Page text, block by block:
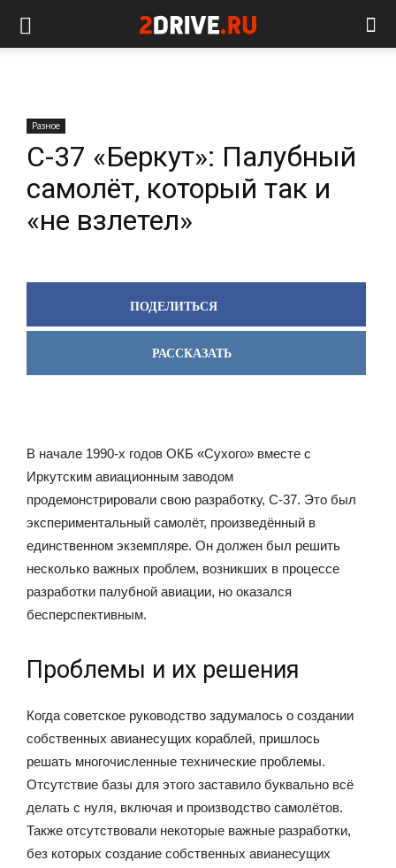
Разное
C-37 «Беркут»: Палубный
самолёт, который так и
«не взлетел»
ПОДЕЛИТЬСЯ
РАССКАЗАТЬ
В начале 1990-х годов ОКБ «Сухого» вместе с
Иркутским авиационным заводом
продемонстрировали свою разработку, С-37. Это был
экспериментальный самолёт, произведённый в
единственном экземпляре. Он должен был решить
несколько важных проблем, возникших в процессе
разработки палубной авиации, но оказался
бесперспективным.
Проблемы и их решения
Когда советское руководство задумалось о создании
собственных авианесущих кораблей, пришлось
решать многочисленные технические проблемы.
Отсутствие базы для этого заставило буквально всё
делать с нуля, включая и производство самолётов.
Также отсутствовали некоторые важные разработки,
без которых создание собственных авианесущих